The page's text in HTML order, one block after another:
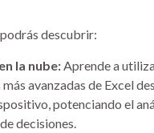
descubrir:
la nube:Aprende a
avanzadas de Excel
potenciando el
decisiones.